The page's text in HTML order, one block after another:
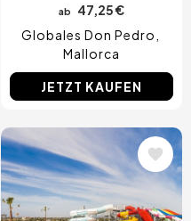
ab
47,25 €
Globales Don Pedro
Mallorca
JETZT KAUFEN
Bild